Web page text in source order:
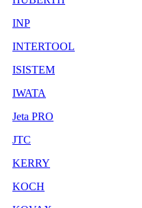
INP
INTERTOOL
ISISTEM
IWATA
Jeta PRO
JTC
KERRY
KOCH